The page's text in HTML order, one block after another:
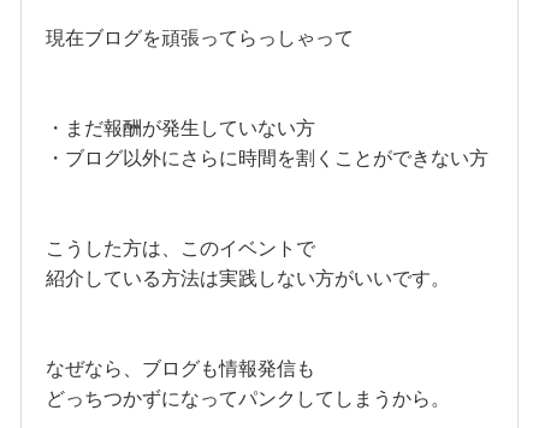
現在ブログを頑張ってらっしゃって
・まだ報酬が発生していない方
・ブログ以外にさらに時間を割くことができない方
こうした方は、このイベントで
紹介している方法は実践しない方がいいです。
なぜなら、ブログも情報発信も
どっちつかずになってパンクしてしまうから。